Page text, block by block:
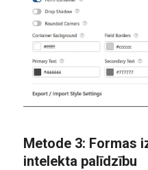
Metode 3: Formas
intelekta palīdzību